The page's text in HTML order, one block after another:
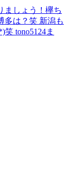
ましょう！欅ち
多は？笑 新潟も
tono5124ま